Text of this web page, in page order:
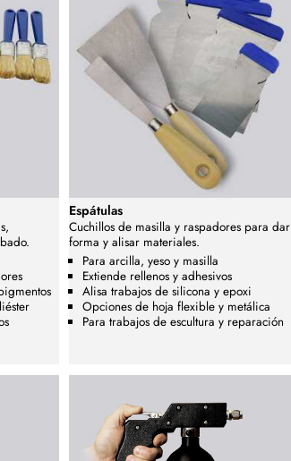
Espátulas
Cuchillos de masilla y raspadores para dar
forma y alisar materiales.
Para arcilla, yeso y masilla
Extiende rellenos y adhesivos
Alisa trabajos de silicona y epoxi
Opciones de hoja flexible y metálica
Para trabajos de escultura y reparación